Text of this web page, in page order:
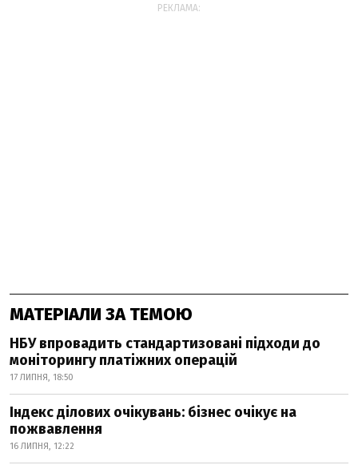
РЕКЛАМА:
МАТЕРІАЛИ ЗА ТЕМОЮ
НБУ впровадить стандартизовані підходи до
моніторингу платіжних операцій
17 ЛИПНЯ, 18:50
Індекс ділових очікувань: бізнес очікує на
пожвавлення
16 ЛИПНЯ, 12:22